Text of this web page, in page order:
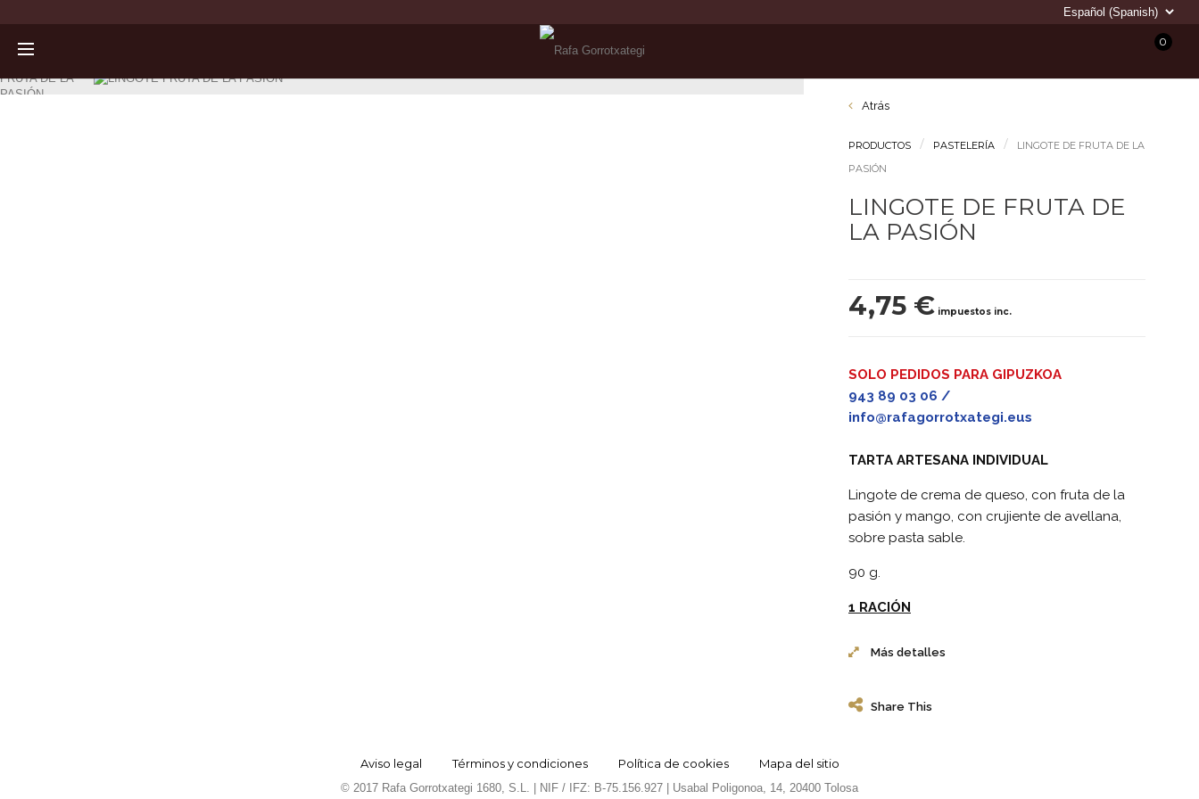
0
Atrás
PRODUCTOS PASTELERÍA
LINGOTE DE FRUTA DE LA
PASIÓN
LINGOTE DE FRUTA DE
LA PASIÓN
4,75 € impuestos inc.
SOLO PEDIDOS PARA GIPUZKOA
943 89 03 06 /
info@rafagorrotxategi.eus
TARTA ARTESANA INDIVIDUAL
Lingote de crema de queso, con fruta de la
pasión y mango, con crujiente de avellana,
sobre pasta sable.
90 g.
1 RACIÓN
Más detalles
Share This
Aviso legal Términos y condiciones Política de cookies Mapa del sitio
© 2017 Rafa Gorrotxategi 1680, S.L. | NIF / IFZ: B-75.156.927 | Usabal Poligonoa, 14, 20400 Tolosa